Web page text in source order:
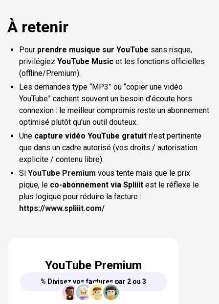
À retenir
Pour prendre musique sur YouTube sans risque,
privilégiez YouTube Music et les fonctions officielles
(offline/Premium).
Les demandes type “MP3” ou “copier une vidéo
YouTube” cachent souvent un besoin d’écoute hors
connexion : le meilleur compromis reste un abonnement
optimisé plutôt qu’un outil douteux.
Une capture vidéo YouTube gratuit n’est pertinente
que dans un cadre autorisé (vos droits / autorisation
explicite / contenu libre).
Si YouTube Premium vous tente mais que le prix
pique, le co-abonnement via Spliiit est le réflexe le
plus logique pour réduire la facture :
https://www.spliiit.com/
YouTube Premium
% Divisez vos factures par 2 ou 3